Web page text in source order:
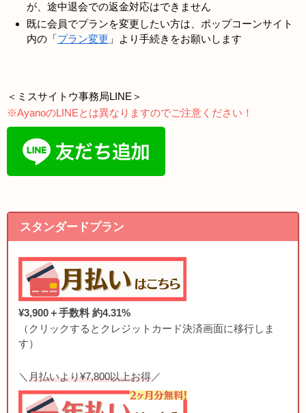
が、途中退会での返金対応はできません
既に会員でプランを変更したい方は、ポップコーンサイト
内の「プラン変更 」より手続きをお願いします
＜ミスサイトウ事務局LINE＞
※AyanoのLINEとは異なりますのでご注意ください！
スタンダードプラン
¥3,900＋手数料 約4.31%
（クリックするとクレジットカード決済画面に移行しま
す）
＼ 月払いより¥7,800以上お得／